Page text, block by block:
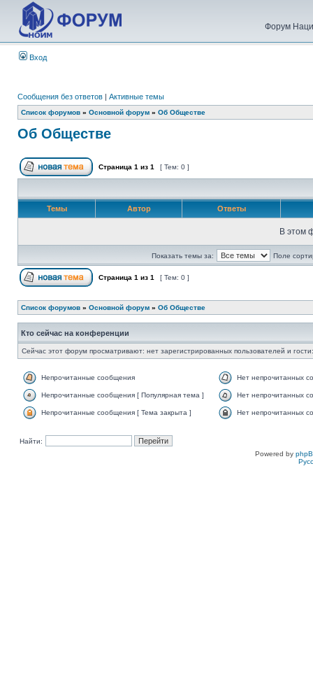
Форум
Вход
Сообщения без ответов | Активные темы
Список форумов » Основной форум » Об Обществе
Об Обществе
Страница 1 из 1 [ Тем: 0 ]
Темы Автор Ответы
В этом
Показать темы за: Поле
Страница 1 из 1 [ Тем: 0 ]
Список форумов » Основной форум » Об Обществе
Кто сейчас на конференции
Сейчас этот форум просматривают: нет зарегистрированных пользователей и
Непрочитанные сообщения Нет непрочитанных
Непрочитанные сообщения [ Популярная тема ] Нет непрочитанных
Непрочитанные сообщения [ Тема закрыта ] Нет непрочитанных
Найти:
Powered by